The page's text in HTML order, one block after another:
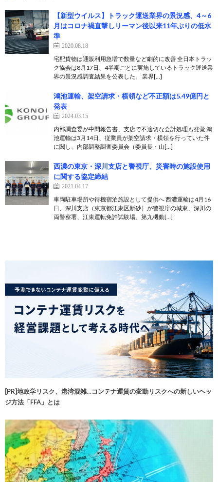
【新型ウイルス】トラック運送業界の景況感、4～6
月はコロナ禍直撃しリーマン後以来11年ぶりの低水
準
2020.08.18
宅配貨物は通販利用急増で数量など劇的に改善 全日本トラッ
ク協会は8月17日、4半期ごとに実施しているトラック運送業
界の景況感調査結果を公表した。 業界[…]
鴻池運輸、架空請求・横領など不正額は5.49億円と
発表
2024.03.15
内部調査委が中間報告書、支店で不適切な会計処理も発覚 鴻
池運輸は3月14日、従業員が架空請求・横領を行っていた件
に関し、内部調整調査委員会（委員長・山[…]
西濃の東京・深川支店と警視庁、災害時の施設使用
に関する協定締結
2021.04.17
車両駐車場所や待機宿泊施設として提供へ 西濃運輸は4月16
日、深川支店（東京都江東区新砂）が警視庁の城東、深川の
両警察署、江東運転免許試験場、第九機動[…]
[PR]地政学リスク、港湾混雑…コンテナ運賃の変動リスクへの新しいヘッ
ジ方法「FFA」とは